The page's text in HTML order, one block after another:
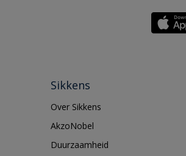
Sikkens
Over Sikkens
AkzoNobel
Duurzaamheid